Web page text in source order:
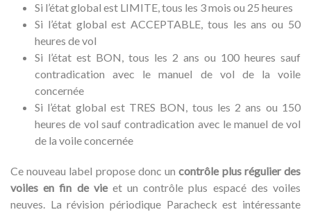
Si l’état global est LIMITE, tous les 3 mois ou 25 heures
Si l’état global est ACCEPTABLE, tous les ans ou 50
heures de vol
Si l’état est BON, tous les 2 ans ou 100 heures sauf
contradication avec le manuel de vol de la voile
concernée
Si l’état global est TRES BON, tous les 2 ans ou 150
heures de vol sauf contradication avec le manuel de vol
de la voile concernée
Ce nouveau label propose donc uncontrôle plus régulier des
voiles en fin de vieet un contrôle plus espacé des voiles
neuves. La révision périodique Paracheck est intéressante